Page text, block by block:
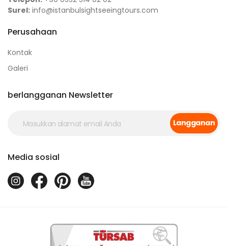
Surel: info@istanbulsightseeingtours.com
Perusahaan
Kontak
Galeri
berlangganan Newsletter
Langganan
Media sosial